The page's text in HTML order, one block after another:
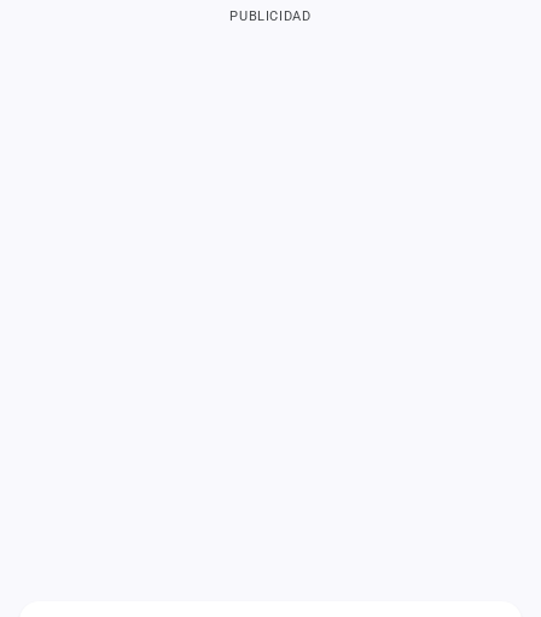
PUBLICIDAD